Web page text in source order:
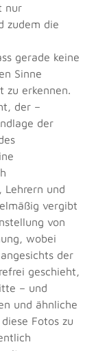
nur
zudem die
gerade keine
Sinne
zu erkennen.
der –
der
Lehrern und
vergibt
von
wobei
der
geschieht,
– und
und ähnliche
Fotos zu